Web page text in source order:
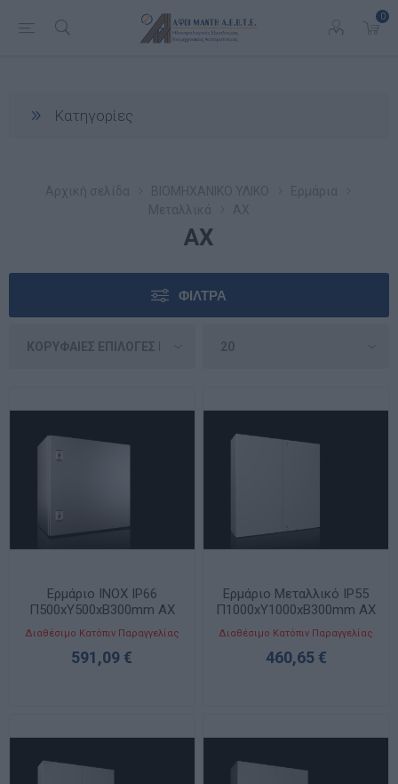
0
Κατηγορίες
AX
ΦΊΛΤΡΑ
Ερμάριο INOX IP66
Π500xΥ500xΒ300mm AX
Διαθέσιμο Κατόπιν Παραγγελίας
591,09 €
Ερμάριο Μεταλλικό IP55
Π1000xΥ1000xΒ300mm AX
με Δύο Πόρτες
Διαθέσιμο Κατόπιν Παραγγελίας
460,65 €